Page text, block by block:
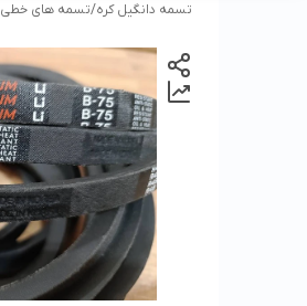
تسمه دانگیل کره/تسمه های خطی 2R/3R/4R